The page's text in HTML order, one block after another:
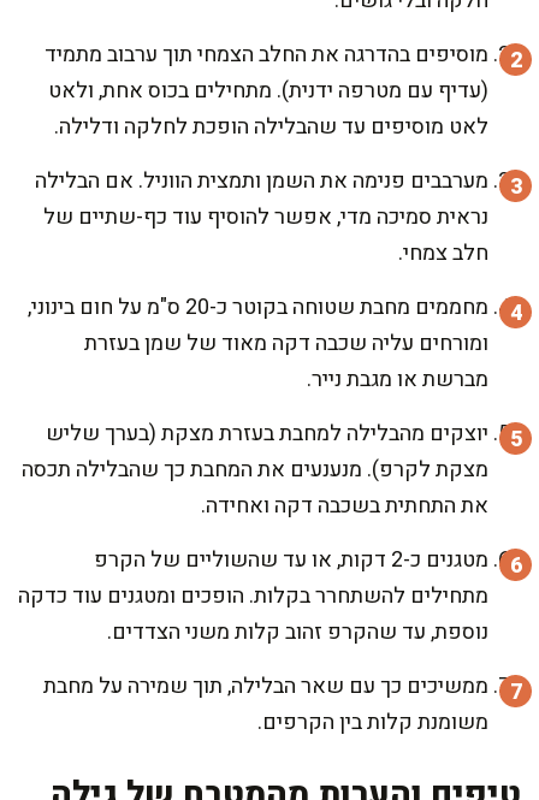
מוסיפים בהדרגה את החלב הצמחי תוך ערבוב מתמיד
(עדיף עם מטרפה ידנית). מתחילים בכוס אחת, ולאט
לאט מוסיפים עד שהבלילה הופכת לחלקה ודלילה.
מערבבים פנימה את השמן ותמצית הווניל. אם הבלילה
נראית סמיכה מדי, אפשר להוסיף עוד כף-שתיים של
חלב צמחי.
מחממים מחבת שטוחה בקוטר כ-20 ס"מ על חום בינוני,
ומורחים עליה שכבה דקה מאוד של שמן בעזרת
מברשת או מגבת נייר.
יוצקים מהבלילה למחבת בעזרת מצקת (בערך שליש
מצקת לקרפ). מנענעים את המחבת כך שהבלילה תכסה
את התחתית בשכבה דקה ואחידה.
מטגנים כ-2 דקות, או עד שהשוליים של הקרפ
מתחילים להשתחרר בקלות. הופכים ומטגנים עוד כדקה
נוספת, עד שהקרפ זהוב קלות משני הצדדים.
ממשיכים כך עם שאר הבלילה, תוך שמירה על מחבת
משומנת קלות בין הקרפים.